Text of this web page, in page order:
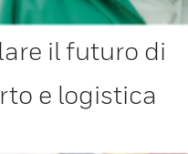
il futuro di
e logistica